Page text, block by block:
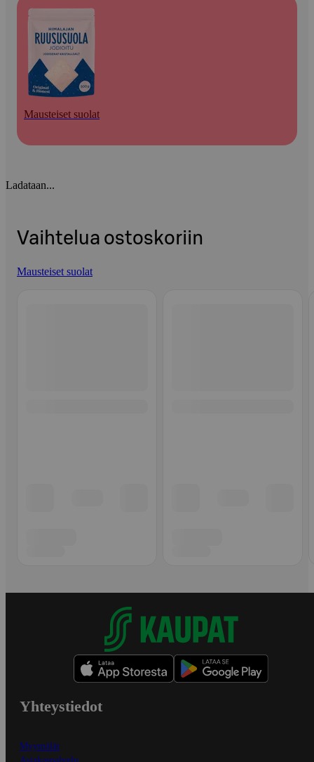
Mausteiset suolat
Ladataan...
Vaihtelua ostoskoriin
Mausteiset suolat
Yhteystiedot
Myymälät